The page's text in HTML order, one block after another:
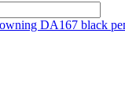
DA167 black